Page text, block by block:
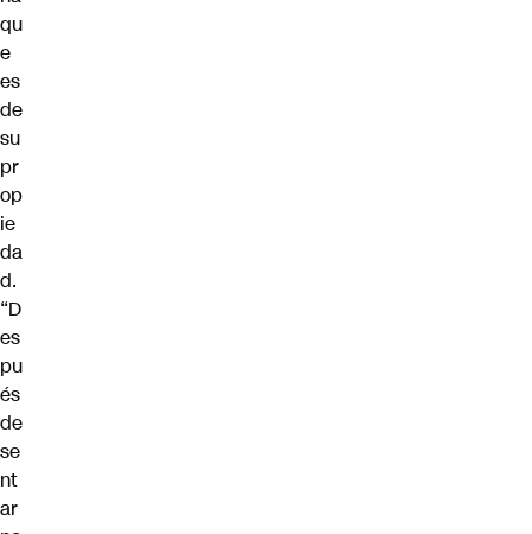
qu
e
es
de
su
pr
op
ie
da
d.
“D
es
pu
és
de
se
nt
ar